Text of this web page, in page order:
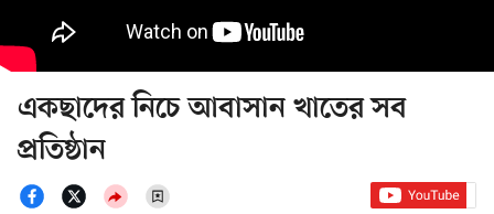
একছাদের নিচে আবাসান খাতের সব
প্রতিষ্ঠান